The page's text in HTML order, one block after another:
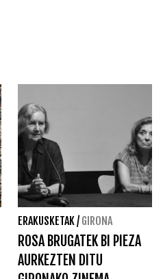
ERAKUSKETAK/ GIRONA
ROSA BRUGATEK BI PIEZA
AURKEZTEN DITU